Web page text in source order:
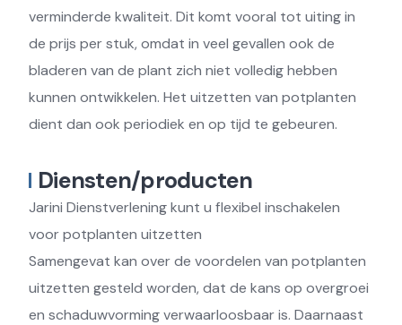
verminderde kwaliteit. Dit komt vooral tot uiting in
de prijs per stuk, omdat in veel gevallen ook de
bladeren van de plant zich niet volledig hebben
kunnen ontwikkelen. Het uitzetten van potplanten
dient dan ook periodiek en op tijd te gebeuren.
Diensten/producten
Jarini Dienstverlening kunt u flexibel inschakelen
voor potplanten uitzetten
Samengevat kan over de voordelen van potplanten
uitzetten gesteld worden, dat de kans op overgroei
en schaduwvorming verwaarloosbaar is. Daarnaast